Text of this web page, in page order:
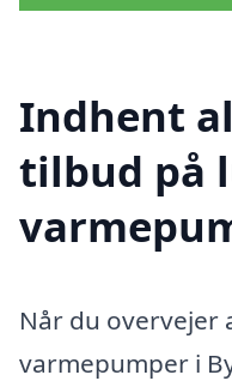
Indhent
tilbud på
Når du overvejer
varmepumper i